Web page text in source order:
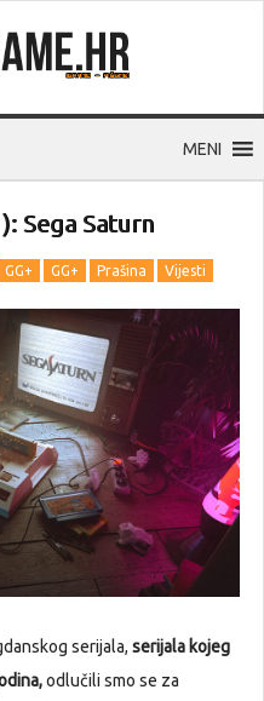
MENI
Sega Saturn
GG+ GG+ Prašina Vijesti
serijala, serijala kojeg
odlučili smo se za